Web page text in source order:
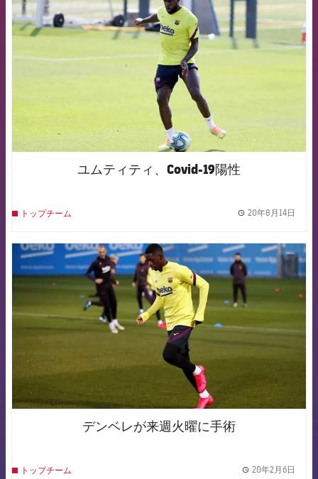
ユムティティ、Covid-19陽性
トップチーム 20年8月14日
FCB Barcelona badge
デンベレが来週火曜に手術
トップチーム 20年2月6日